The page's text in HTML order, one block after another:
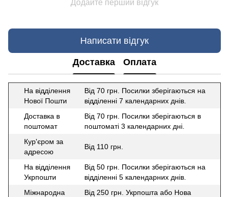
Додайте перший відгук
Написати відгук
Доставка Оплата
На відділення
Нової Пошти
Від 70 грн. Посилки зберігаються на
відділенні 7 календарних днів.
Доставка в
поштомат
Від 70 грн. Посилки зберігаються в
поштоматі 3 календарних дні.
Кур'єром за
адресою
Від 110 грн.
На відділення
Укрпошти
Від 50 грн. Посилки зберігаються на
відділенні 5 календарних днів.
Міжнародна
Від 250 грн. Укрпошта або Нова